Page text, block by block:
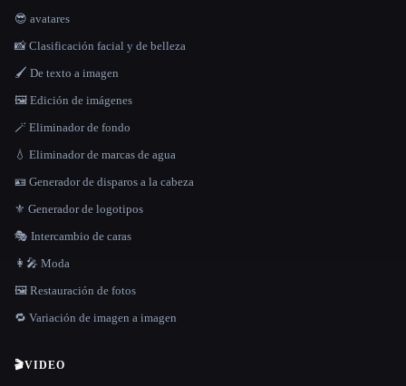
😎 avatares
📸 Clasificación facial y de belleza
🖌️ De texto a imagen
🖼️ Edición de imágenes
🪄 Eliminador de fondo
💧 Eliminador de marcas de agua
🪪 Generador de disparos a la cabeza
⚜️ Generador de logotipos
🎭 Intercambio de caras
👩‍🎤 Moda
🖼️ Restauración de fotos
🔁 Variación de imagen a imagen
🎬VIDEO